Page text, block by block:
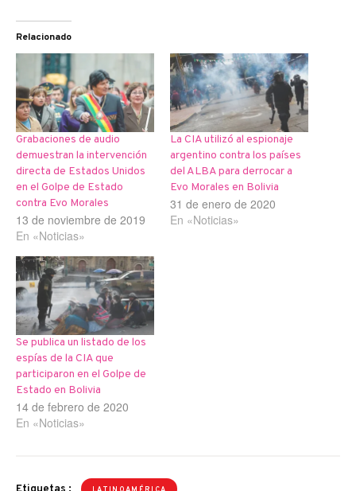
Relacionado
Grabaciones de audio
demuestran la intervención
directa de Estados Unidos
en el Golpe de Estado
contra Evo Morales
13 de noviembre de 2019
En «Noticias»
La CIA utilizó al espionaje
argentino contra los países
del ALBA para derrocar a
Evo Morales en Bolivia
31 de enero de 2020
En «Noticias»
Se publica un listado de los
espías de la CIA que
participaron en el Golpe de
Estado en Bolivia
14 de febrero de 2020
En «Noticias»